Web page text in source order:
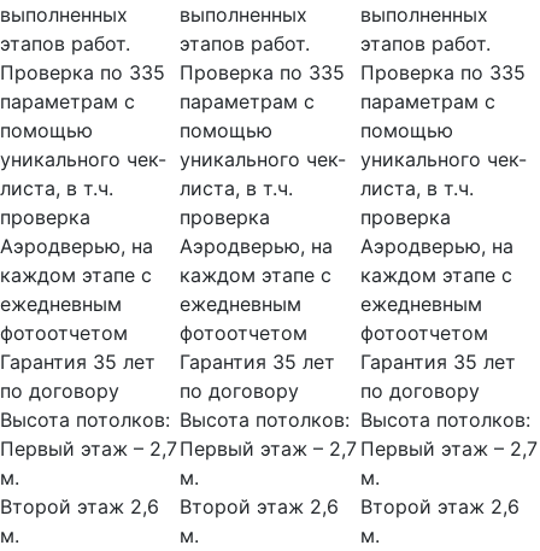
выполненных
этапов работ.
Проверка по 335
параметрам с
помощью
уникального чек-
листа, в т.ч.
проверка
Аэродверью, на
каждом этапе с
ежедневным
фотоотчетом
Гарантия 35 лет
по договору
Высота потолков:
Первый этаж – 2,7
м.
Второй этаж 2,6
м.
выполненных
этапов работ.
Проверка по 335
параметрам с
помощью
уникального чек-
листа, в т.ч.
проверка
Аэродверью, на
каждом этапе с
ежедневным
фотоотчетом
Гарантия 35 лет
по договору
Высота потолков:
Первый этаж – 2,7
м.
Второй этаж 2,6
м.
выполненных
этапов работ.
Проверка по 335
параметрам с
помощью
уникального чек-
листа, в т.ч.
проверка
Аэродверью, на
каждом этапе с
ежедневным
фотоотчетом
Гарантия 35 лет
по договору
Высота потолков:
Первый этаж – 2,7
м.
Второй этаж 2,6
м.